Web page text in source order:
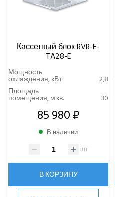
Кассетный блок RVR-E-
TA28-E
Мощность
охлаждения, кВт
2,8
Площадь
помещения, м.кв. 30
85 980 ₽
В наличии
шт
В КОРЗИНУ